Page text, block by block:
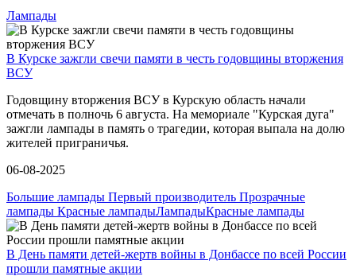
Лампады
В Курске зажгли свечи памяти в честь годовщины вторжения
ВСУ
Годовщину вторжения ВСУ в Курскую область начали
отмечать в полночь 6 августа. На мемориале "Курская дуга"
зажгли лампады в память о трагедии, которая выпала на долю
жителей приграничья.
06-08-2025
Большие лампады Первый производитель Прозрачные
лампады Красные лампадыЛампадыКрасные лампады
В День памяти детей-жертв войны в Донбассе по всей России
прошли памятные акции